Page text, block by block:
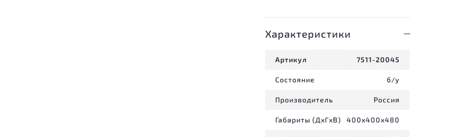
Характеристики
Артикул 7511-20045
Состояние б/у
Производитель Россия
Габариты (ДxГxВ) 400x400x480